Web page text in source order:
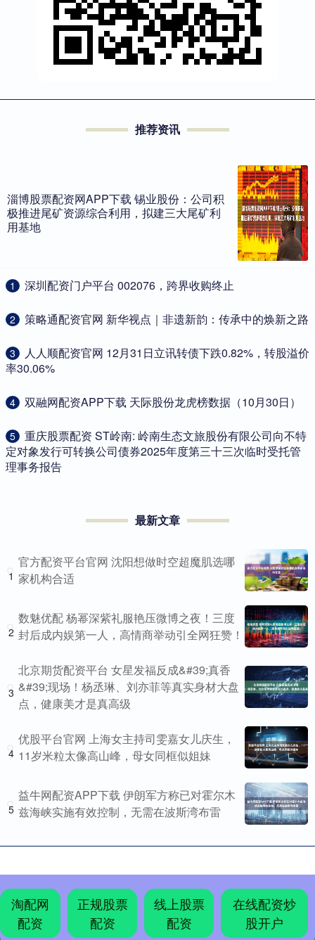
推荐资讯
淄博股票配资网APP下载 锡业股份：公司积
极推进尾矿资源综合利用，拟建三大尾矿利
用基地
1 ​深圳配资门户平台 002076，跨界收购终止
2 ​策略通配资官网 新华视点｜非遗新韵：传承中的焕新之路
3
​人人顺配资官网 12月31日立讯转债下跌0.82%，转股溢价
率30.06%
4 ​双融网配资APP下载 天际股份龙虎榜数据（10月30日）
5
​重庆股票配资 ST岭南: 岭南生态文旅股份有限公司向不特
定对象发行可转换公司债券2025年度第三十三次临时受托管
理事务报告
最新文章
1
官方配资平台官网 沈阳想做时空超魔肌选哪
家机构合适
2
数魅优配 杨幂深紫礼服艳压微博之夜！三度
封后成内娱第一人，高情商举动引全网狂赞！
3
北京期货配资平台 女星发福反成&#39;真香
&#39;现场！杨丞琳、刘亦菲等真实身材大盘
点，健康美才是真高级
4
优股平台官网 上海女主持司雯嘉女儿庆生，
11岁米粒太像高山峰，母女同框似姐妹
5
益牛网配资APP下载 伊朗军方称已对霍尔木
兹海峡实施有效控制，无需在波斯湾布雷
淘配网
配资
正规股票
配资
线上股票
配资
在线配资炒
股开户